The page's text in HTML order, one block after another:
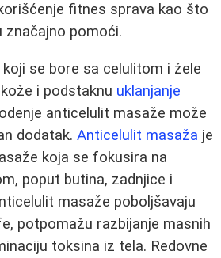
fitnes sprava kao što
značajno pomoći.
se bore sa celulitom i žele
i podstaknu uklanjanje
anticelulit masaže može
dodatak. Anticelulit masaža je
koja se fokusira na
poput butina, zadnjice i
masaže poboljšavaju
potpomažu razbijanje masnih
toksina iz tela. Redovne